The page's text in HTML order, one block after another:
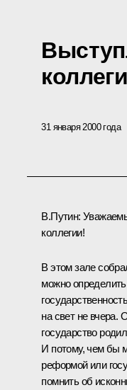
31 января 2000 года
В.Путин:
коллегии!
В этом зале
можно
на свет не вчера.
государство
И потому, чем бы
реформой или
помнить об